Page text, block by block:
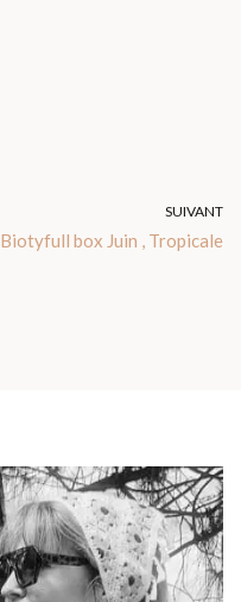
SUIVANT
Biotyfull box Juin , Tropicale